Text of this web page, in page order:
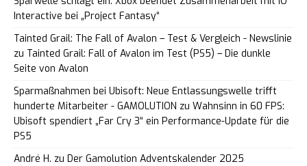
Interactive bei „Project Fantasy“
Tainted Grail: The Fall of Avalon – Test & Vergleich - Newslinie
zu Tainted Grail: Fall of Avalon im Test (PS5) – Die dunkle
Seite von Avalon
Sparmaßnahmen bei Ubisoft: Neue Entlassungswelle trifft
hunderte Mitarbeiter - GAMOLUTION zu Wahnsinn in 60 FPS:
Ubisoft spendiert „Far Cry 3“ ein Performance-Update für die
PS5
André H. zu Der Gamolution Adventskalender 2025